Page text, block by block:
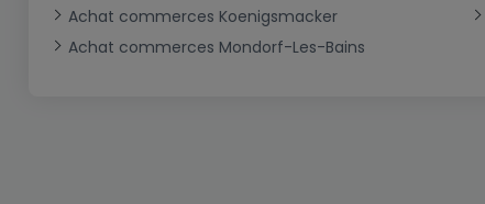
Corps de ferme
Châlet
Mansarde
Rez-de-chaussée
Garage fermé
Local commercial
Fonds de Commerce
Achat commerces Koenigsmacker
Achat commerces Mondorf-Les-Bains